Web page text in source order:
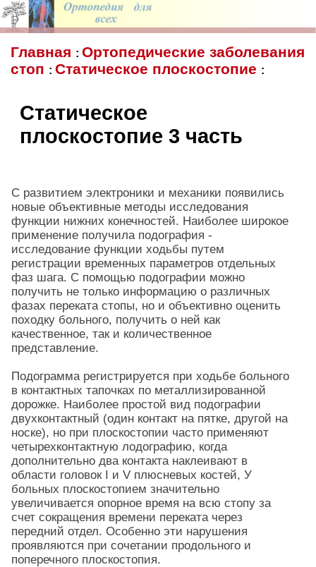
Главная : Ортопедические заболевания
стоп : Статическое плоскостопие :
Статическое
плоскостопие 3 часть
С развитием электроники и механики появились
новые объективные методы исследования
функции нижних конечностей. Наиболее широкое
применение получила подография -
исследование функции ходьбы путем
регистрации временных параметров отдельных
фаз шага. С помощью подографии можно
получить не только информацию о различных
фазах переката стопы, но и объективно оценить
походку больного, получить о ней как
качественное, так и количественное
представление.
Подограмма регистрируется при ходьбе больного
в контактных тапочках по металлизированной
дорожке. Наиболее простой вид подографии
двухконтактный (один контакт на пятке, другой на
носке), но при плоскостопии часто применяют
четырехконтактную лодографию, когда
дополнительно два контакта наклеивают в
области головок I и V плюсневых костей, У
больных плоскостопием значительно
увеличивается опорное время на всю стопу за
счет сокращения времени переката через
передний отдел. Особенно эти нарушения
проявляются при сочетании продольного и
поперечного плоскостопия.